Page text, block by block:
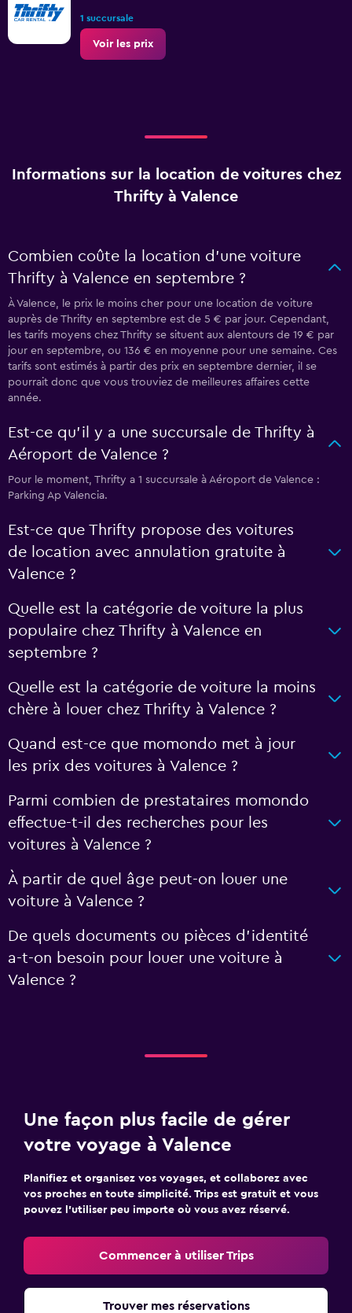
1 succursale
Voir les prix
Informations sur la location de voitures chez
Thrifty à Valence
Combien coûte la location d’une voiture
Thrifty à Valence en septembre ?
À Valence, le prix le moins cher pour une location de voiture
auprès de Thrifty en septembre est de 5 € par jour. Cependant,
les tarifs moyens chez Thrifty se situent aux alentours de 19 € par
jour en septembre, ou 136 € en moyenne pour une semaine. Ces
tarifs sont estimés à partir des prix en septembre dernier, il se
pourrait donc que vous trouviez de meilleures affaires cette
année.
Est-ce qu’il y a une succursale de Thrifty à
Aéroport de Valence ?
Pour le moment, Thrifty a 1 succursale à Aéroport de Valence :
Parking Ap Valencia.
Est-ce que Thrifty propose des voitures
de location avec annulation gratuite à
Valence ?
Quelle est la catégorie de voiture la plus
populaire chez Thrifty à Valence en
septembre ?
Quelle est la catégorie de voiture la moins
chère à louer chez Thrifty à Valence ?
Quand est-ce que momondo met à jour
les prix des voitures à Valence ?
Parmi combien de prestataires momondo
effectue-t-il des recherches pour les
voitures à Valence ?
À partir de quel âge peut-on louer une
voiture à Valence ?
De quels documents ou pièces d'identité
a-t-on besoin pour louer une voiture à
Valence ?
Une façon plus facile de gérer
votre voyage à Valence
Planifiez et organisez vos voyages, et collaborez avec
vos proches en toute simplicité. Trips est gratuit et vous
pouvez l’utiliser peu importe où vous avez réservé.
Commencer à utiliser Trips
Trouver mes réservations